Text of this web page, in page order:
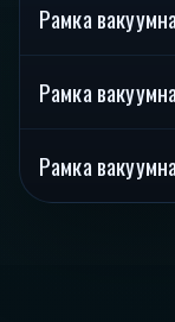
Рамка
Рамка
Рамка